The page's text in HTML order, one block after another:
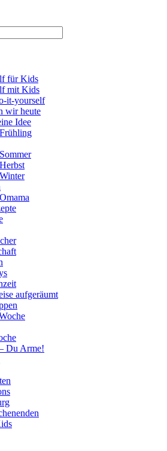
für Kids
mit Kids
it-yourself
wir heute
Idee
aufgeräumt
Du Arme!